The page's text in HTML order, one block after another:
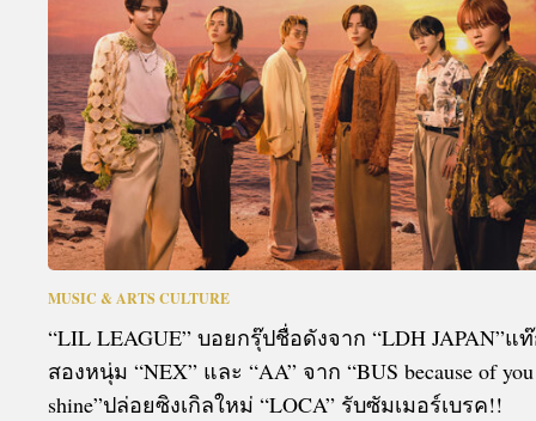
MUSIC & ARTS CULTURE
“LIL LEAGUE” บอยกรุ๊ปชื่อดังจาก “LDH JAPAN”แ
สองหนุ่ม “NEX” และ “AA” จาก “BUS because of
shine”ปล่อยซิงเกิลใหม่ “LOCA” รับซัมเมอร์เบรค!!